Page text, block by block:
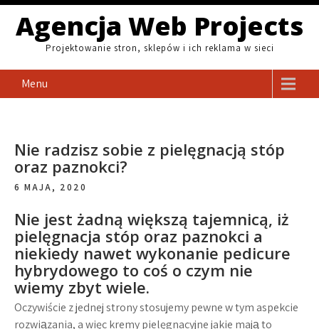
Skip
content
Agencja Web Projects
Projektowanie stron, sklepów i ich reklama w sieci
Menu
Nie radzisz sobie z pielęgnacją stóp
oraz paznokci?
6 MAJA, 2020
Nie jest żadną większą tajemnicą, iż
pielęgnacja stóp oraz paznokci a
niekiedy nawet wykonanie pedicure
hybrydowego to coś o czym nie
wiemy zbyt wiele.
Oczywiście z jednej strony stosujemy pewne w tym aspekcie
rozwiązania, a więc kremy pielęgnacyjne jakie mają to